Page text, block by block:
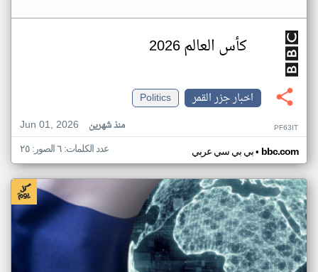
كأس العالم 2026
اخبار جزر القمر
Politics
Jun 01, 2026
منذ شهرين PF63IT
بي بي سي عربي• bbc.com عدد الكلمات: ٦ الصور: ٢٥